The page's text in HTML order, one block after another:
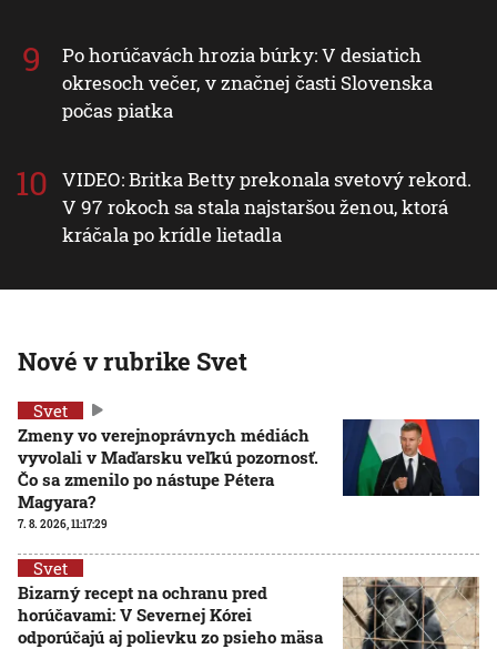
Po horúčavách hrozia búrky: V desiatich
okresoch večer, v značnej časti Slovenska
počas piatka
VIDEO: Britka Betty prekonala svetový rekord.
V 97 rokoch sa stala najstaršou ženou, ktorá
kráčala po krídle lietadla
Nové v rubrike Svet
Svet
Zmeny vo verejnoprávnych médiách
vyvolali v Maďarsku veľkú pozornosť.
Čo sa zmenilo po nástupe Pétera
Magyara?
7. 8. 2026, 11:17:29
Svet
Bizarný recept na ochranu pred
horúčavami: V Severnej Kórei
odporúčajú aj polievku zo psieho mäsa